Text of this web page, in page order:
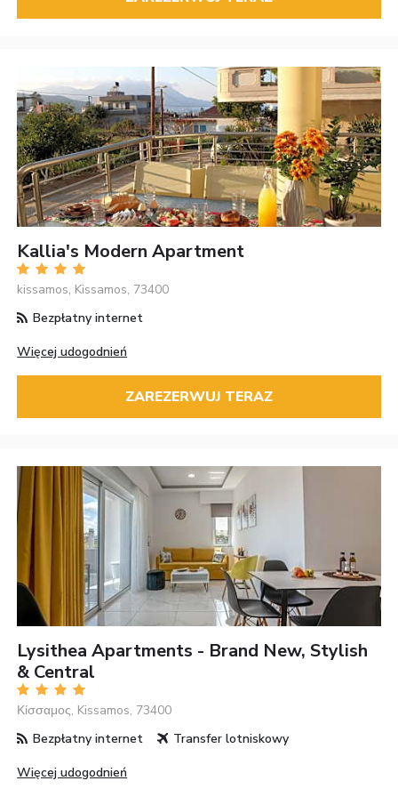
Kallia's Modern Apartment
kissamos, Kissamos, 73400
Bezpłatny internet
Więcej udogodnień
ZAREZERWUJ TERAZ
Lysithea Apartments - Brand New, Stylish
& Central
Κίσσαμος, Kissamos, 73400
Bezpłatny internet
Transfer lotniskowy
Więcej udogodnień